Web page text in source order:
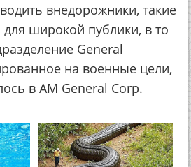
внедорожники, такие
для широкой публики, в то
General
на военные цели,
в AM General Corp.